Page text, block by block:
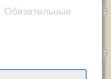
Обязательные